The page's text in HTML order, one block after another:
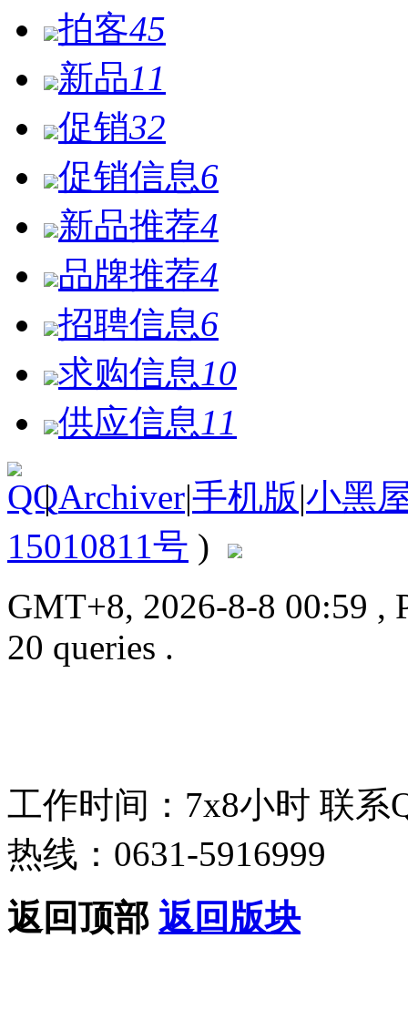
拍客45
新品11
促销32
促销信息6
新品推荐4
品牌推荐4
招聘信息6
求购信息 10
供应信息 11
| Archiver|手机版|小黑
15010811号 )
GMT+8, 2026-8-8 00:59 ,
20 queries .
工作时间：7x8小时 联系
热线：0631-5916999
返回顶部 返回版块